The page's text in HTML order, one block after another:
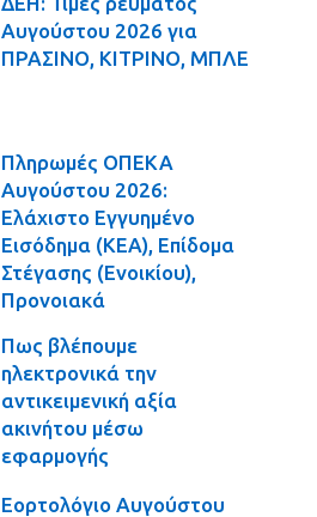
Αυγούστου 2026 για
ΠΡΑΣΙΝΟ, ΚΙΤΡΙΝΟ, ΜΠΛΕ
Πληρωμές ΟΠΕΚΑ
Αυγούστου 2026:
Ελάχιστο Εγγυημένο
Εισόδημα (ΚΕΑ), Επίδομα
Στέγασης (Ενοικίου),
Προνοιακά
Πως βλέπουμε
ηλεκτρονικά την
αντικειμενική αξία
ακινήτου μέσω
εφαρμογής
Εορτολόγιο Αυγούστου